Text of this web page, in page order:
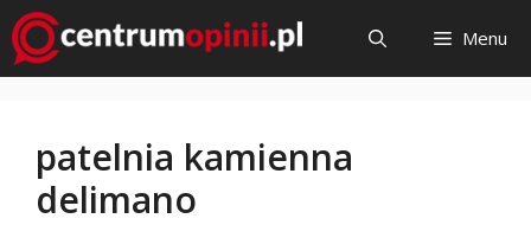
Przejdź
do
treści
Menu
patelnia kamienna
delimano